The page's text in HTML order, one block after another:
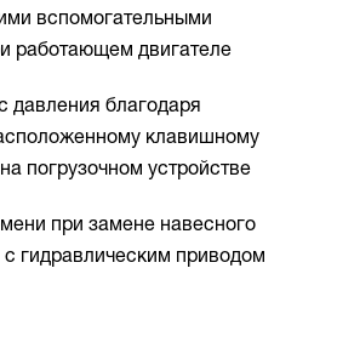
вспомогательными
работающем двигателе
давления благодаря
клавишному
погрузочном устройстве
при замене навесного
гидравлическим приводом